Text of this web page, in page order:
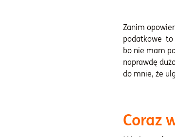
Zanim
podatkowe to
bo nie mam
naprawdę
do mnie, że
Coraz